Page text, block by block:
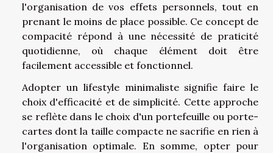
l'organisation de vos effets personnels, tout en
prenant le moins de place possible. Ce concept de
compacité répond à une nécessité de praticité
quotidienne, où chaque élément doit être
facilement accessible et fonctionnel.
Adopter un lifestyle minimaliste signifie faire le
choix d'efficacité et de simplicité. Cette approche
se reflète dans le choix d'un portefeuille ou porte-
cartes dont la taille compacte ne sacrifie en rien à
l'organisation optimale. En somme, opter pour